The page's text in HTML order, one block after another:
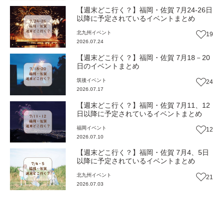
【週末どこ行く？】福岡・佐賀 7月24-26日
以降に予定されているイベントまとめ
北九州 イベント
2026.07.24
19
【週末どこ行く？】福岡・佐賀 7月18－20
日のイベントまとめ
筑後イベント
2026.07.17
24
【週末どこ行く？】福岡・佐賀 7月11、12
日以降に予定されているイベントまとめ
福岡 イベント
2026.07.10
12
【週末どこ行く？】福岡・佐賀 7月4、5日
以降に予定されているイベントまとめ
北九州 イベント
2026.07.03
21